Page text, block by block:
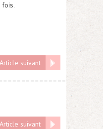
fois.
Article suivant
Article suivant